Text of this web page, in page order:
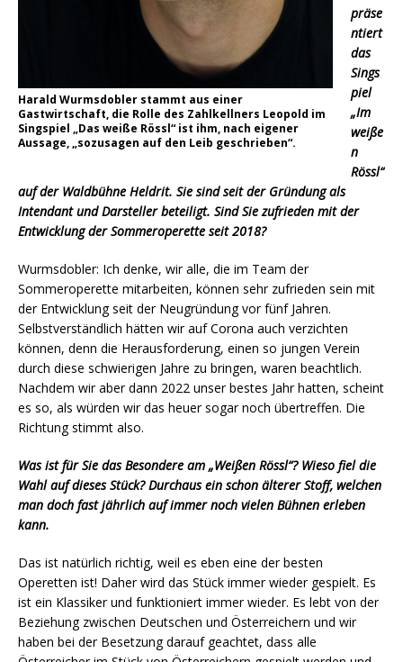
Harald Wurmsdobler stammt aus einer
Gastwirtschaft, die Rolle des Zahlkellners Leopold im
Singspiel „Das weiße Rössl“ ist ihm, nach eigener
Aussage, „sozusagen auf den Leib geschrieben“.
präse
ntiert
das
Sings
piel
„Im
weiße
n
Rössl“
auf der Waldbühne Heldrit. Sie sind seit der Gründung als
Intendant und Darsteller beteiligt. Sind Sie zufrieden mit der
Entwicklung der Sommeroperette seit 2018?
Wurmsdobler: Ich denke, wir alle, die im Team der
Sommeroperette mitarbeiten, können sehr zufrieden sein mit
der Entwicklung seit der Neugründung vor fünf Jahren.
Selbstverständlich hätten wir auf Corona auch verzichten
können, denn die Herausforderung, einen so jungen Verein
durch diese schwierigen Jahre zu bringen, waren beachtlich.
Nachdem wir aber dann 2022 unser bestes Jahr hatten, scheint
es so, als würden wir das heuer sogar noch übertreffen. Die
Richtung stimmt also.
Was ist für Sie das Besondere am „Weißen Rössl“? Wieso fiel die
Wahl auf dieses Stück? Durchaus ein schon älterer Stoff, welchen
man doch fast jährlich auf immer noch vielen Bühnen erleben
kann.
Das ist natürlich richtig, weil es eben eine der besten
Operetten ist! Daher wird das Stück immer wieder gespielt. Es
ist ein Klassiker und funktioniert immer wieder. Es lebt von der
Beziehung zwischen Deutschen und Österreichern und wir
haben bei der Besetzung darauf geachtet, dass alle